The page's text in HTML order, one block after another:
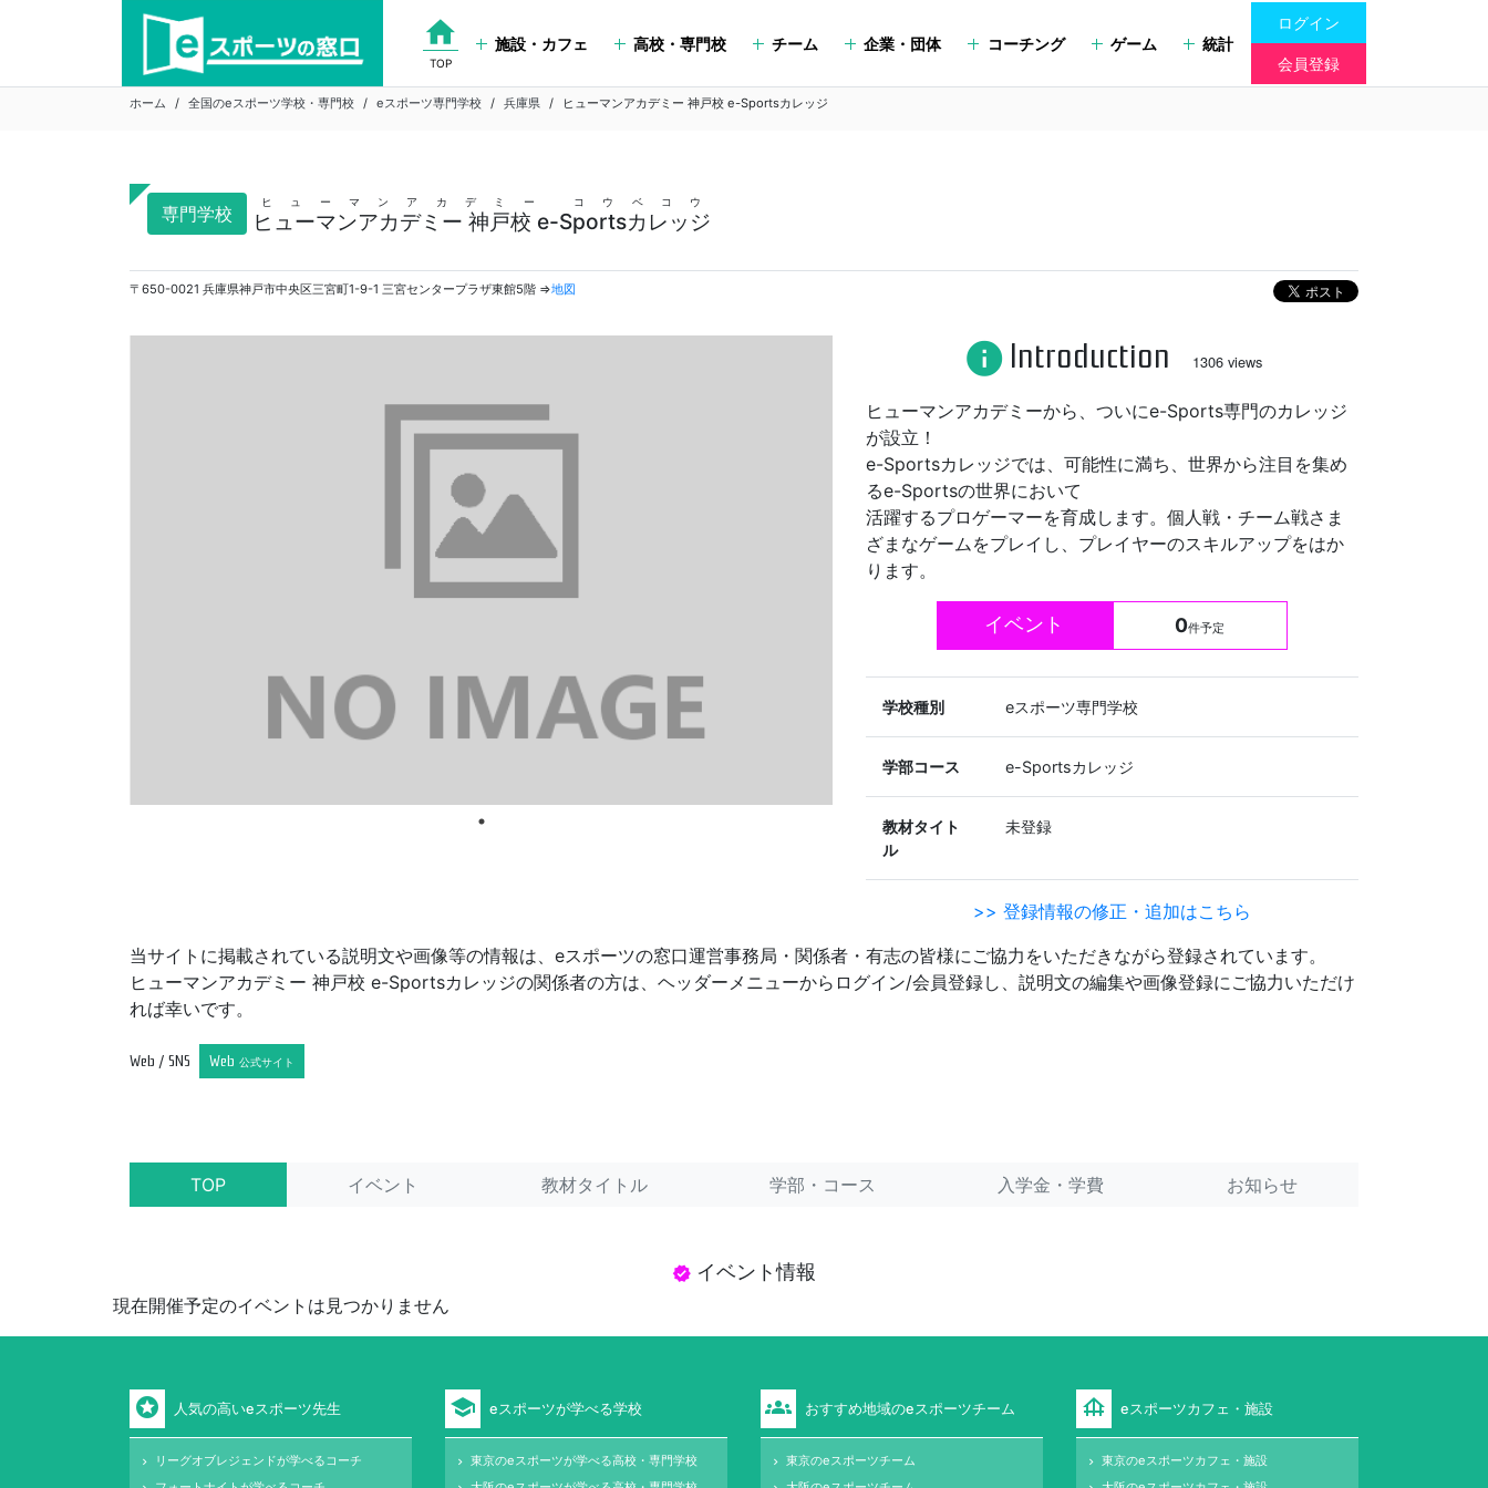
home
TOP
施設・カフェ 高校・専門校 チーム 企業・団体 コーチング ゲーム 統計
ログイン
会員登録
ホーム 全国のeスポーツ学校・専門校 eスポーツ専門学校 兵庫県 ヒューマンアカデミー 神戸校 e-Sportsカレッジ
専門学校 ヒューマンアカデミー 神戸校 e-Sportsカレッジ
ヒューマンアカデミー コウベコウ
〒650-0021 兵庫県神戸市中央区三宮町1-9-1 三宮センタープラザ東館5階 ⇒地図
info Introduction 1306 views
ヒューマンアカデミーから、ついにe-Sports専門のカレッジ
が設立！
e-Sportsカレッジでは、可能性に満ち、世界から注目を集め
るe-Sportsの世界において
活躍するプロゲーマーを育成します。個人戦・チーム戦さま
ざまなゲームをプレイし、プレイヤーのスキルアップをはか
ります。
イベント 0件予定
学校種別 eスポーツ専門学校
学部コース e-Sportsカレッジ
教材タイト
ル
未登録
>> 登録情報の修正・追加はこちら
当サイトに掲載されている説明文や画像等の情報は、eスポーツの窓口運営事務局・関係者・有志の皆様にご協力をいただきながら登録されています。
ヒューマンアカデミー 神戸校 e-Sportsカレッジの関係者の方は、ヘッダーメニューからログイン/会員登録し、説明文の編集や画像登録にご協力いただけ
れば幸いです。
Web / SNS Web 公式サイト
TOP イベント 教材タイトル 学部・コース 入学金・学費 お知らせ
verified イベント情報
現在開催予定のイベントは見つかりません
stars 人気の高いeスポーツ先生
keyboard_arrow_right リーグオブレジェンドが学べるコーチ
school eスポーツが学べる学校
keyboard_arrow_right 東京のeスポーツが学べる高校・専門学校
groups おすすめ地域のeスポーツチーム
keyboard_arrow_right 東京のeスポーツチーム
foundation eスポーツカフェ・施設
keyboard_arrow_right 東京のeスポーツカフェ・施設